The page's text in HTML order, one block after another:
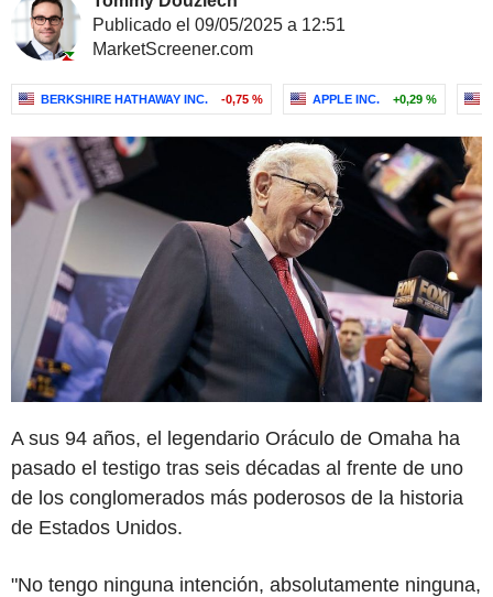
Publicado el 09/05/2025 a 12:51
MarketScreener.com
BERKSHIRE HATHAWAY INC. -0,75 % APPLE INC. +0,29 %
A sus 94 años, el legendario Oráculo de Omaha ha
pasado el testigo tras seis décadas al frente de uno
de los conglomerados más poderosos de la historia
de Estados Unidos.
"No tengo ninguna intención, absolutamente ninguna,